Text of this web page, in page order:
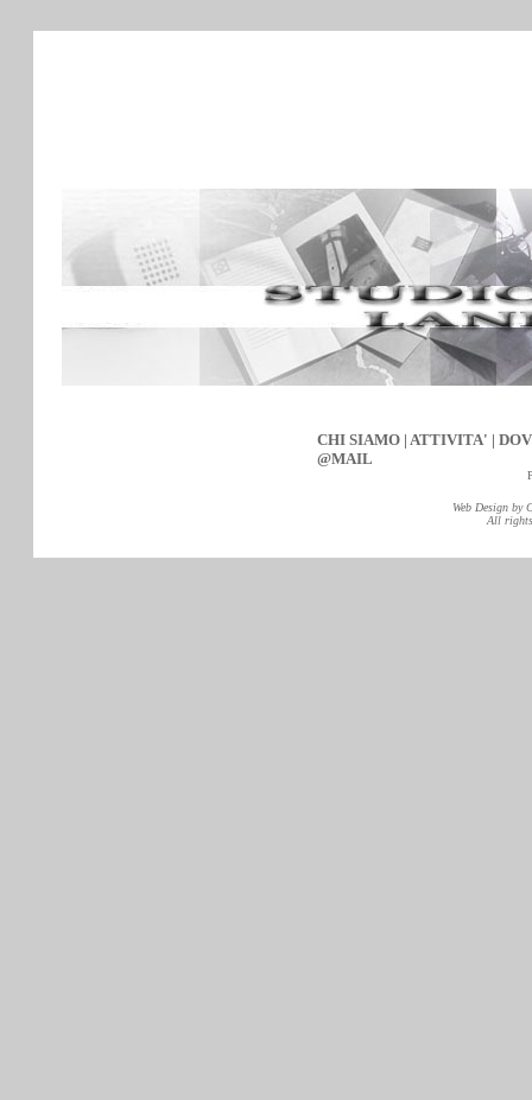
CHI SIAMO | ATTIVITA' |
@MAIL
Web Design by
All rights